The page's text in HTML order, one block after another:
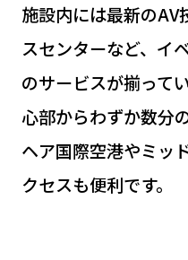
施設内には最新の
スセンターなど、イ
のサービスが揃って
心部からわずか数分
ヘア国際空港やミッ
クセスも便利です。